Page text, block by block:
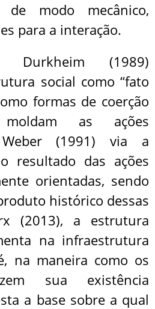
de modo mecânico,
para a interação.
Durkheim (1989)
social como “fato
formas de coerção
as ações
(1991) via a
resultado das ações
orientadas, sendo
histórico dessas
(2013), a estrutura
na infraestrutura
na maneira como os
sua existência
a base sobre a qual